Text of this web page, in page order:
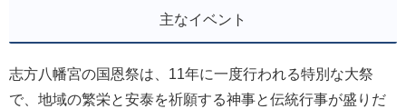
主なイベント
志方八幡宮の国恩祭は、11年に一度行われる特別な大祭
で、地域の繁栄と安泰を祈願する神事と伝統行事が盛りだ